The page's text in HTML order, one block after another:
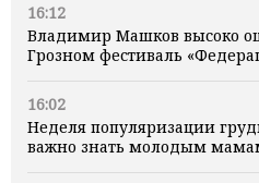
16:12
Владимир Машков высоко
Грозном фестиваль
16:02
Неделя популяризации
важно знать молодым